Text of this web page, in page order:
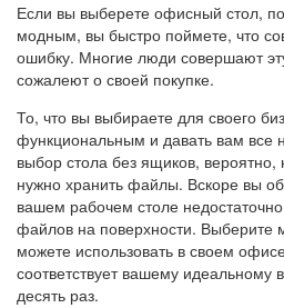
Если вы выберете офисный стол,
модным, вы быстро поймете, что
ошибку. Многие люди совершают
сожалеют о своей покупке.
То, что вы выбираете для своего
функциональным и давать вам все
выбор стола без ящиков,
нужно хранить файлы. Вскоре вы
вашем рабочем столе
файлов на поверхности. Выберите
можете использовать в своем
соответствует вашему идеальному
десять раз.